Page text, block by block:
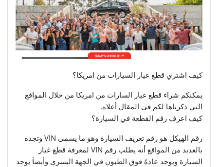
كيف اشتري قطع غيار السيارات من امريكا؟
يمكنكم شراء قطع غيار السارات من امريكا من خلال المواقع
التي ذكرناها لكم في المقال أعلاه.
كيف اعرف رقم القطعة في السيارة؟
رقم الهيكل هو رقم تعريف السيارة وهو ما يسمى VIN وتجده
بالعديد من المواقع أنه يطلب رقم VIN لمعرفة قطع غيار
السيارة ويوجد عادةً فوق الطبون في الجهة اليسرى وأبضاً يوجد